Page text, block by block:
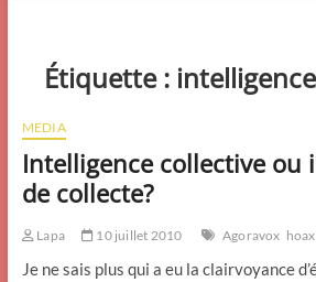
Étiquette :
MEDIA
Intelligence collective ou
de collecte?
Lapa 10 juillet 2010 Agoravox hoax
Je ne sais plus qui a eu la clairvoyance